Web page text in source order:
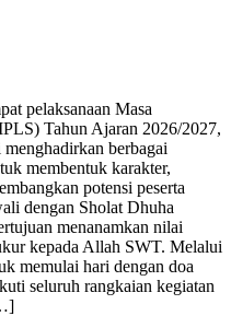
pelaksanaan Masa
Tahun Ajaran 2026/2027,
berbagai
membentuk karakter,
potensi peserta
dengan Sholat Dhuha
menanamkan nilai
kepada Allah SWT. Melalui
memulai hari dengan doa
seluruh rangkaian kegiatan